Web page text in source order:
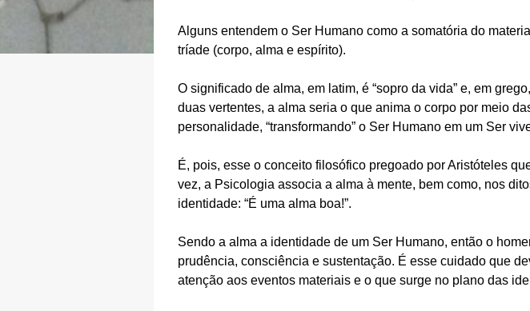
Alguns entendem o Ser Humano como a somatória do
tríade (corpo, alma e espírito).
O significado de alma, em latim, é “sopro da vida” e, em
duas vertentes, a alma seria o que anima o corpo por meio
personalidade, “transformando” o Ser Humano em um Ser
É, pois, esse o conceito filosófico pregoado por Aristóteles
vez, a Psicologia associa a alma à mente, bem como, nos
identidade: “É uma alma boa!”.
Sendo a alma a identidade de um Ser Humano, então o
prudência, consciência e sustentação. É esse cuidado que
atenção aos eventos materiais e o que surge no plano das